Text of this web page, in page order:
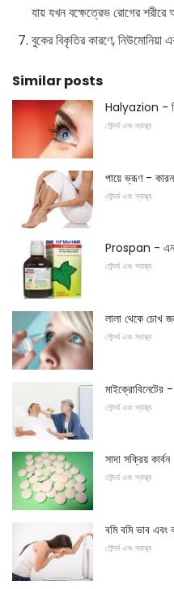
যায় যখন বক্ষেত্রেভ রোগের
বুকের বিকৃতির কারণে, নিউমোনিয়া
Similar posts
Halyazion -
সৌন্দর্য এবং স্বাস্থ্য
পায়ে ভ্রূণ - কারন
সৌন্দর্য এবং স্বাস্থ্য
Prospan -
সৌন্দর্য এবং স্বাস্থ্য
লালা থেকে চোখ
সৌন্দর্য এবং স্বাস্থ্য
মাইক্রোবিনেটের
সৌন্দর্য এবং স্বাস্থ্য
সাদা সক্রিয় কার্বন
সৌন্দর্য এবং স্বাস্থ্য
বমি বমি ভাব এবং
সৌন্দর্য এবং স্বাস্থ্য